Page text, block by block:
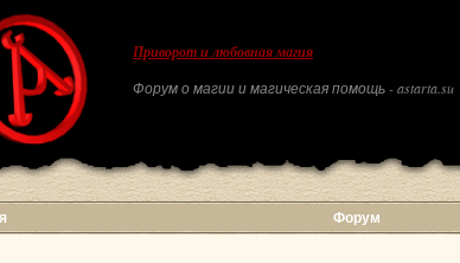
Приворот и любовная магия
Форум о магии и магическая помощь - astarta.su
Форум